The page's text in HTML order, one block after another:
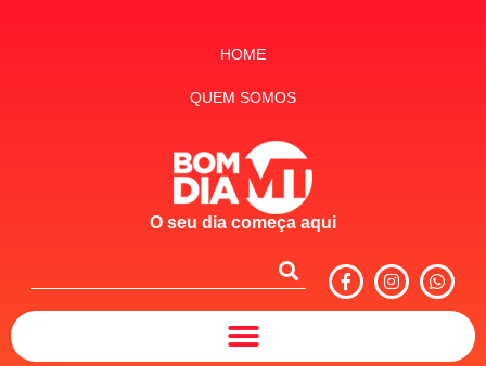
HOME
QUEM SOMOS
O seu dia começa aqui